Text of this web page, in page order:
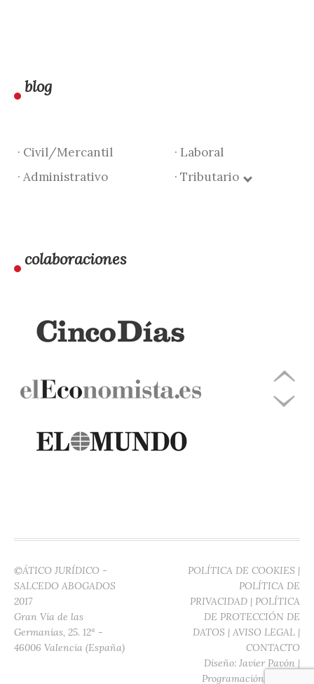
blog
· Civil/Mercantil
· Laboral
· Administrativo
· Tributario
colaboraciones
©ÁTICO JURÍDICO -
SALCEDO ABOGADOS
2017
Gran Vía de las
Germanías, 25. 12ª -
46006 Valencia (España)
POLÍTICA DE COOKIES |
POLÍTICA DE
PRIVACIDAD | POLÍTICA
DE PROTECCIÓN DE
DATOS | AVISO LEGAL |
CONTACTO
Diseño: Javier Pavón |
Programación: